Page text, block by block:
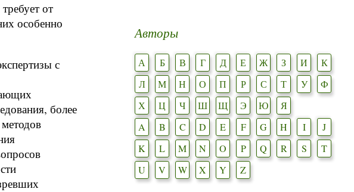
от
особенно
с
более
Авторы
А Б В Г Д Е Ж З И
К
Л
М Н О П Р С Т У
Ф
Х
Ц Ч Ш Щ Э Ю
Я
A
B C D E F G H I
J
K
L M N O P Q R S
T
U
V W X Y Z